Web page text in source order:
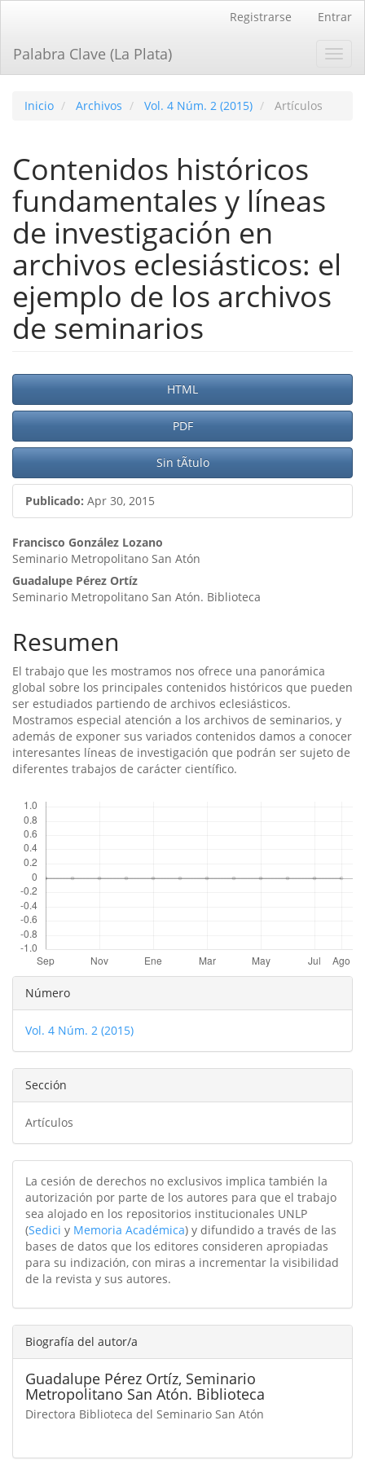
principal
Barra
Registrarse Entrar
Palabra Clave (La Plata)
Inicio Archivos Vol. 4 Núm. 2 (2015) Artículos
Contenidos históricos
fundamentales y lí­neas
de investigación en
archivos eclesiásticos: el
ejemplo de los archivos
de seminarios
Barra
lateral
del
artículo
HTML
PDF
Sin tÃ­tulo
Publicado: Apr 30, 2015
Contenido
principal
del
artículo
Francisco González Lozano
Seminario Metropolitano San Atón
Guadalupe Pérez Ortíz
Seminario Metropolitano San Atón. Biblioteca
Resumen
El trabajo que les mostramos nos ofrece una panorámica
global sobre los principales contenidos históricos que pueden
ser estudiados partiendo de archivos eclesiásticos.
Mostramos especial atención a los archivos de seminarios, y
además de exponer sus variados contenidos damos a conocer
interesantes lí­neas de investigación que podrán ser sujeto de
diferentes trabajos de carácter cientí­fico.
Detalles
del
artículo
Número
Vol. 4 Núm. 2 (2015)
Sección
Artículos
La cesión de derechos no exclusivos implica también la
autorización por parte de los autores para que el trabajo
sea alojado en los repositorios institucionales UNLP
(Sedici y Memoria Académica) y difundido a través de las
bases de datos que los editores consideren apropiadas
para su indización, con miras a incrementar la visibilidad
de la revista y sus autores.
Biografía del autor/a
Guadalupe Pérez Ortíz, Seminario
Metropolitano San Atón. Biblioteca
Directora Biblioteca del Seminario San Atón